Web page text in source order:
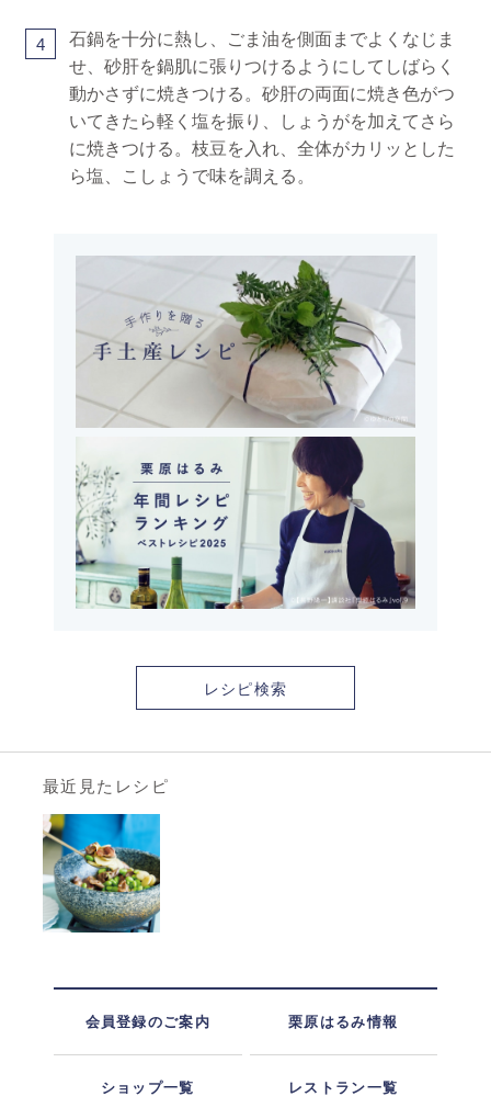
4
石鍋を十分に熱し、ごま油を側面までよくなじま
せ、砂肝を鍋肌に張りつけるようにしてしばらく
動かさずに焼きつける。砂肝の両面に焼き色がつ
いてきたら軽く塩を振り、しょうがを加えてさら
に焼きつける。枝豆を入れ、全体がカリッとした
ら塩、こしょうで味を調える。
レシピ検索
最近見たレシピ
会員登録のご案内 栗原はるみ情報
ショップ一覧 レストラン一覧